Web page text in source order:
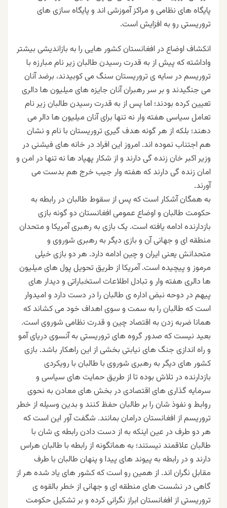
پایگاه های نظامی و مراکز آموزشی اند و پایگاه سازی های
تروریستی رو به افزایش است.
انکشاف اوضاع در افغانستان کشور هایی را به بازاندیشی بیشتر
واداشته که پیش از به قدرت رسیدن طالبان زیر نام مبارزه با
تروریسم در سایه ی تروریستان سنگ می کوبیدند، برضد آنان
می جنگیدند و بر سر رهبران آنان جایزه های میلیون ها دالری
تعیین کرده بودند؛ اما پس از به قدرت رسیدن طالبان زیر نام
تعامل سیاسی هفته وار نه تنها برای آنان میلیون ها دالر می
دهند؛ بلکه از هر گونه هدف گیری تروریستان با نام و نشان
هم اجتناب نموده اند. امروز این افراد در خانه های فیشنی در
وزیر اکبر خان زنده گی دارند و از شکار پهپاد ها نه تنها در امن و
امان زنده گی دارند که هفته وار جیب خرج هم بدست می
آورند.
به همگان آشکار است که پس از سقوط طالبان در رابطه به
حکومت طالبان و اوضاع عمومی افغانستان دو گونه بازی
بازدارنده ادامه یافته است. یک بازی به رهبری آمریکا و متحدان
منطقه ای و جهانی آن و بازی دیگر به رهبری شوروی و
متحدانش یعنی ایران و چین ادامه دارد. هر دو بازی خیلی
مرموز و پیچیده است. آمریکا از طریق تحویل پول های میلیون
ها دالری هفته وار و تبادل اطلاعات استخباراتی و دیدار های
پیهم در دوحه نبض اداره ی طالبان را در دست دارد و امیدوار
است که طالبان را به سمت و سوی اهداف خود می کشاند که
همانا ضربه زدن به اقتصاد چین و قدرت نظامی شوروی است.
بعید نیست که صدور گروه های تروریستی به آنسوی دریای آمو
و راه اندازی جنگ های نیابتی بخشی از این راهکار باشد. بازی
کشور های دیگر به رهبری شوروی با طالبان با رویکردی
بازدارنده در تلاش بوده تا از طریق حمایت های سیاسی و
سرمایه گذاری های اقتصادی در بخش های معادن به نحوی
روابط و نفوذ شان را بر طالبان حفظ کنند و بدین وسیله از خطر
تر‌وریسم از افغانستان درامان بمانند. شگفت آور این است که
هر دو طرف در عین اینکه به از دست دادن رابطه ی شان با
طالبان علاقمند نیستند؛ به همانگونه از رابطه با طالبان هراس
دارند و در رابطه به پیوند های پیدا و پنهان طالبان با طرف
مقابل نگران اند. از همین رو است که کشور های یاد شده هر از
گاهی در نشست های منطقه ای و جهانی از خطر بالقوه ی
تروریستی از افغانستان ابراز نگرانی کرده و بر تشکیل حکومت